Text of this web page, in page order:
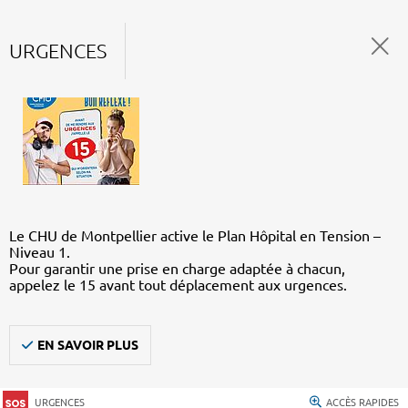
URGENCES
Le CHU de Montpellier active le Plan Hôpital en Tension –
Niveau 1.
Pour garantir une prise en charge adaptée à chacun,
appelez le 15 avant tout déplacement aux urgences.
EN SAVOIR PLUS
URGENCES ACCÈS RAPIDES